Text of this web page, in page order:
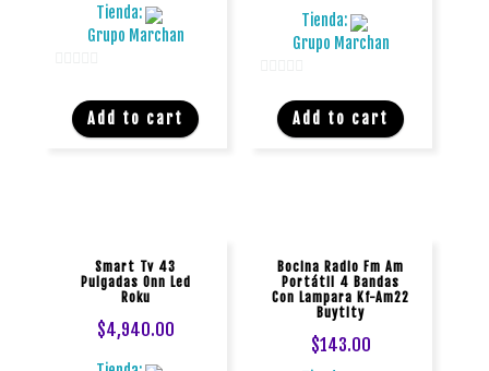
Tienda:
Grupo Marchan
Add to cart
Tienda:
Grupo Marchan
Add to cart
Smart Tv 43
Pulgadas Onn Led
Roku
$4,940.00
Bocina Radio Fm Am
Portátil 4 Bandas
Con Lampara Kf-Am22
Buytity
$143.00